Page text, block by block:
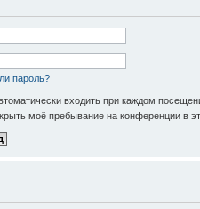
пароль?
входить при каждом
моё пребывание на конференции в